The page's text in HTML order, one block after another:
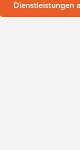
Dienstleistungen